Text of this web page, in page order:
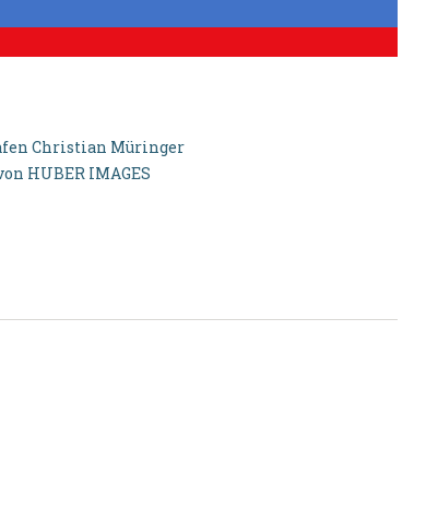
Christian Müringer
HUBER IMAGES